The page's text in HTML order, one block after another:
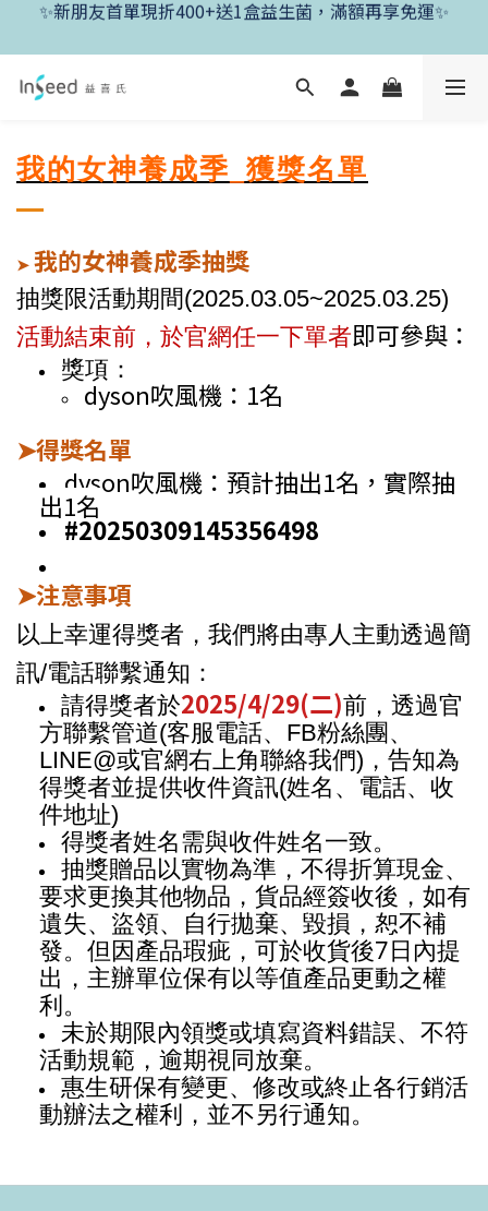
✨新朋友首單現折400+送1盒益生菌，滿額再享免運✨
✨父親節開跑！好菌任搭8折，滿額加送1盒好菌✨
我的女神養成季_獲獎名單
➤ 我的女神養成季抽獎
抽獎限活動期間(2025.03.05~2025.03.25)
活動結束前，於官網任一下單者即可參與：
獎項：
dyson吹風機：1名
➤得獎名單
dyson吹風機 ： 預計抽出1名，實際抽
出1名
#20250309145356498
➤注意事項
以上幸運得獎者，我們將由專人主動透過簡
訊/電話聯繫通知：
請得獎者於2025/4/29(二)前，透過官
方聯繫管道(客服電話、FB粉絲團、
LINE@或官網右上角聯絡我們)，告知為
得獎者並提供收件資訊(姓名、電話、收
件地址)
得獎者姓名需與收件姓名一致。
抽獎贈品以實物為準，不得折算現金、
要求更換其他物品，貨品經簽收後，如有
遺失、盜領、自行拋棄、毀損，恕不補
發。但因產品瑕疵，可於收貨後7日內提
出，主辦單位保有以等值產品更動之權
利。
未於期限內領獎或填寫資料錯誤、不符
活動規範，逾期視同放棄。
惠生研保有變更、修改或終止各行銷活
動辦法之權利，並不另行通知。